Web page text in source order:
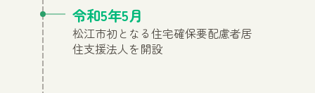
令和5年5月
松江市初となる住宅確保要配慮者居
住支援法人を開設